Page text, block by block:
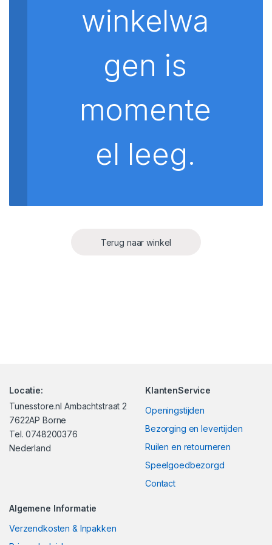
winkelwa
gen is
momente
el leeg.
Terug naar winkel
Locatie:
Tunesstore.nl Ambachtstraat 2
7622AP Borne
Tel. 0748200376
Nederland
KlantenService
Openingstijden
Bezorging en levertijden
Ruilen en retourneren
Speelgoedbezorgd
Contact
Algemene Informatie
Verzendkosten & Inpakken